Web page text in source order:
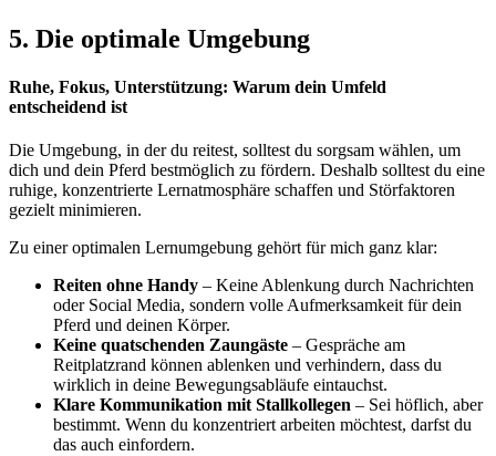
5. Die optimale Umgebung
Ruhe, Fokus, Unterstützung: Warum dein Umfeld
entscheidend ist
Die Umgebung, in der du reitest, solltest du sorgsam wählen, um
dich und dein Pferd bestmöglich zu fördern. Deshalb solltest du eine
ruhige, konzentrierte Lernatmosphäre schaffen und Störfaktoren
gezielt minimieren.
Zu einer optimalen Lernumgebung gehört für mich ganz klar:
Reiten ohne Handy – Keine Ablenkung durch Nachrichten
oder Social Media, sondern volle Aufmerksamkeit für dein
Pferd und deinen Körper.
Keine quatschenden Zaungäste – Gespräche am
Reitplatzrand können ablenken und verhindern, dass du
wirklich in deine Bewegungsabläufe eintauchst.
Klare Kommunikation mit Stallkollegen – Sei höflich, aber
bestimmt. Wenn du konzentriert arbeiten möchtest, darfst du
das auch einfordern.